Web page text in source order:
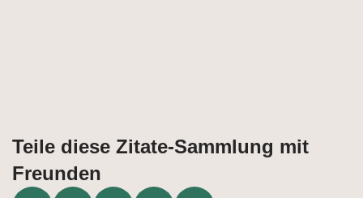
Teile diese Zitate-Sammlung mit
Freunden